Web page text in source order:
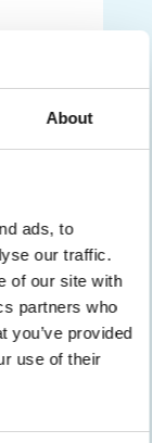
About
ads, to
our traffic.
of our site with
partners who
you’ve provided
use of their
til slut.